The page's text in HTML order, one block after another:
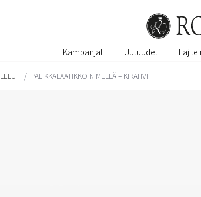
Kampanjat Uutuudet
LELUT / PALIKKALAATIKKO NIMELLÄ – KIRAHVI